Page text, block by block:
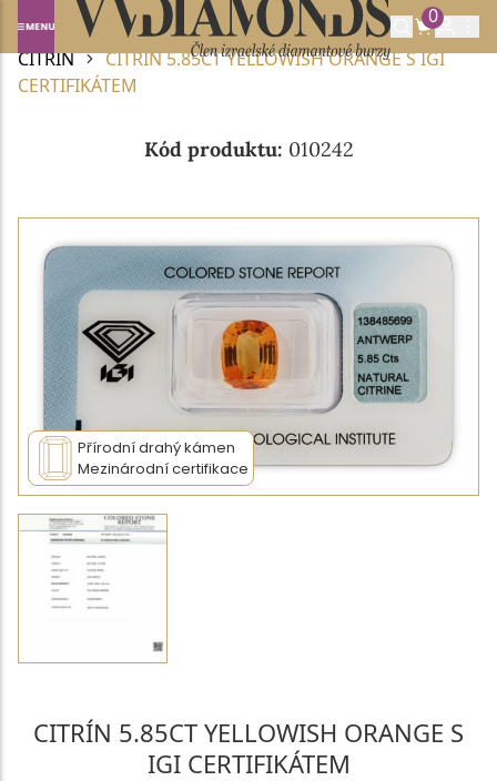
0
Domů
DRAHOKAMY A POLODRAHOKAMY
CITRÍN
CITRÍN 5.85CT YELLOWISH ORANGE S IGI
CERTIFIKÁTEM
Kód produktu: 010242
Přírodní drahý kámen
Mezinárodní certifikace
CITRÍN 5.85CT YELLOWISH ORANGE S
IGI CERTIFIKÁTEM